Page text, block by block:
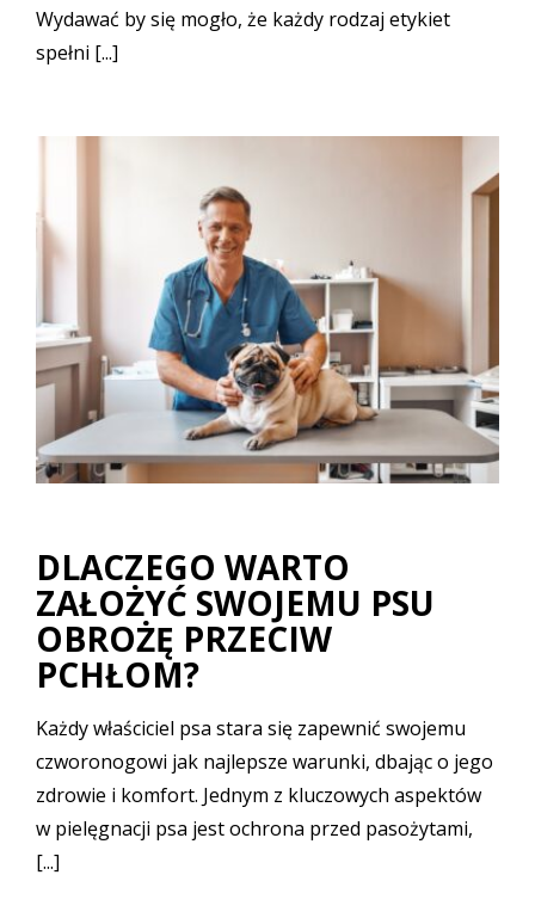
Wydawać by się mogło, że każdy rodzaj etykiet
spełni [...]
DLACZEGO WARTO
ZAŁOŻYĆ SWOJEMU PSU
OBROŻĘ PRZECIW
PCHŁOM?
Każdy właściciel psa stara się zapewnić swojemu
czworonogowi jak najlepsze warunki, dbając o jego
zdrowie i komfort. Jednym z kluczowych aspektów
w pielęgnacji psa jest ochrona przed pasożytami,
[...]